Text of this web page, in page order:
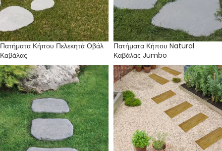
Πατήματα Κήπου Πελεκητά Οβάλ
Καβάλας
Πατήματα Κήπου Natural
Καβάλας Jumbo